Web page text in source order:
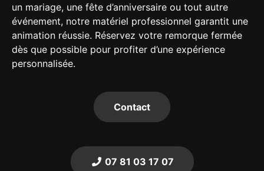
un mariage, une fête d’anniversaire ou tout autre
événement, notre matériel professionnel garantit une
animation réussie. Réservez votre remorque fermée
dès que possible pour profiter d’une expérience
personnalisée.
Contact
07 81 03 17 07